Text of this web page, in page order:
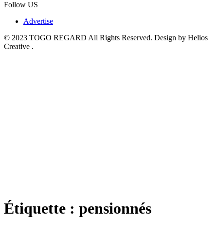
Follow US
Advertise
© 2023 TOGO REGARD All Rights Reserved. Design by Helios
Creative .
Étiquette : pensionnés